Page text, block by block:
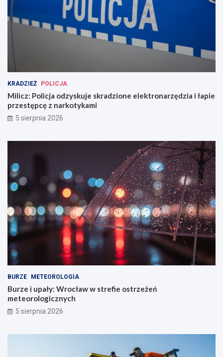
KRADZIEŻ POLICJA
Milicz: Policja odzyskuje skradzione elektronarzędzia i łapie
przestępcę z narkotykami
5 sierpnia 2026
BURZE METEOROLOGIA
Burze i upały: Wrocław w strefie ostrzeżeń
meteorologicznych
5 sierpnia 2026